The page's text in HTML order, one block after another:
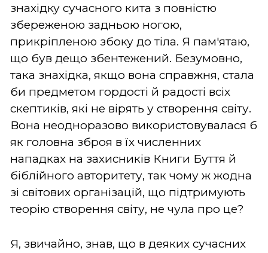
знахідку сучасного кита з повністю
збереженою задньою ногою,
прикріпленою збоку до тіла. Я пам'ятаю,
що був дещо збентежений. Безумовно,
така знахідка, якщо вона справжня, стала
би предметом гордості й радості всіх
скептиків, які не вірять у створення світу.
Вона неодноразово використовувалася б
як головна зброя в їх численних
нападках на захисників Книги Буття й
біблійного авторитету, так чому ж жодна
зі світових організацій, що підтримують
теорію створення світу, не чула про це?
Я, звичайно, знав, що в деяких сучасних